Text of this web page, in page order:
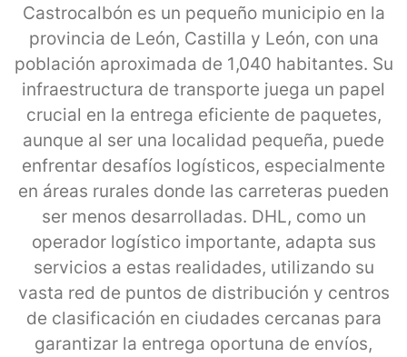
Castrocalbón es un pequeño municipio en la
provincia de León, Castilla y León, con una
población aproximada de 1,040 habitantes. Su
infraestructura de transporte juega un papel
crucial en la entrega eficiente de paquetes,
aunque al ser una localidad pequeña, puede
enfrentar desafíos logísticos, especialmente
en áreas rurales donde las carreteras pueden
ser menos desarrolladas. DHL, como un
operador logístico importante, adapta sus
servicios a estas realidades, utilizando su
vasta red de puntos de distribución y centros
de clasificación en ciudades cercanas para
garantizar la entrega oportuna de envíos,